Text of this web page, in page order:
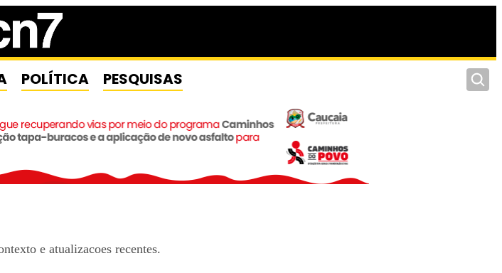
POLÍTICA PESQUISAS
e atualizacoes recentes.